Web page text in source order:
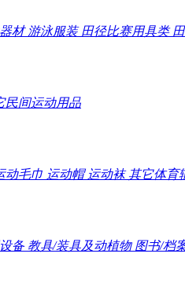
材游泳服装田径比赛用具类
民间运动用品
动毛巾 运动帽运动袜其它体育
备 教具/装具及动植物 图书/档